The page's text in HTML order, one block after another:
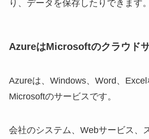
り、データを保存したりできます。
AzureはMicrosoftのクラウド
Azureは、Windows、Word、
Microsoftのサービスです。
会社のシステム、Webサービス、